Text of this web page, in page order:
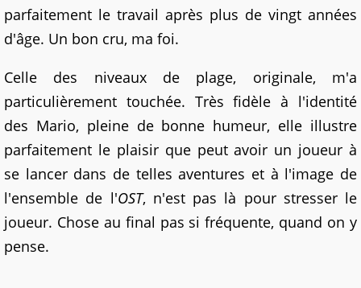
parfaitement le travail après plus de vingt années
d'âge. Un bon cru, ma foi.
Celle des niveaux de plage, originale, m'a
particulièrement touchée. Très fidèle à l'identité
des Mario, pleine de bonne humeur, elle illustre
parfaitement le plaisir que peut avoir un joueur à
se lancer dans de telles aventures et à l'image de
l'ensemble de l'OST, n'est pas là pour stresser le
joueur. Chose au final pas si fréquente, quand on y
pense.